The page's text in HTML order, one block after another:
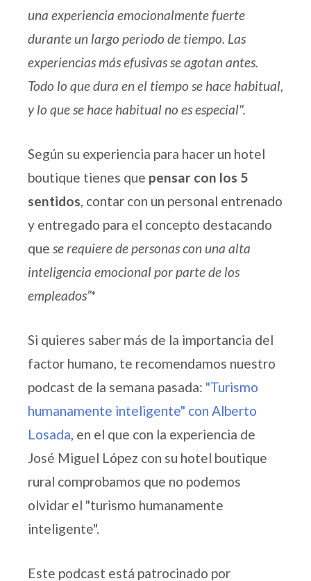
una experiencia emocionalmente fuerte
durante un largo periodo de tiempo. Las
experiencias más efusivas se agotan antes.
Todo lo que dura en el tiempo se hace habitual,
y lo que se hace habitual no es especial".
Según su experiencia para hacer un hotel
boutique tienes que pensar con los 5
sentidos, contar con un personal entrenado
y entregado para el concepto destacando
que se requiere de personas con una alta
inteligencia emocional por parte de los
empleados”*
Si quieres saber más de la importancia del
factor humano, te recomendamos nuestro
podcast de la semana pasada: "Turismo
humanamente inteligente" con Alberto
Losada, en el que con la experiencia de
José Miguel López con su hotel boutique
rural comprobamos que no podemos
olvidar el "turismo humanamente
inteligente".
Este podcast está patrocinado por